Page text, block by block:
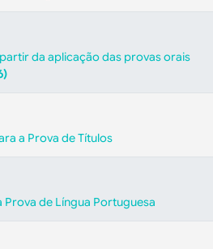
da aplicação das provas orais
a Prova de Títulos
de Língua Portuguesa